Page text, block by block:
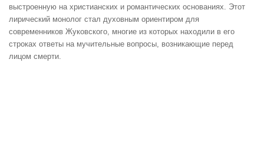
выстроенную на христианских и романтических основаниях. Этот
лирический монолог стал духовным ориентиром для
современников Жуковского, многие из которых находили в его
строках ответы на мучительные вопросы, возникающие перед
лицом смерти.